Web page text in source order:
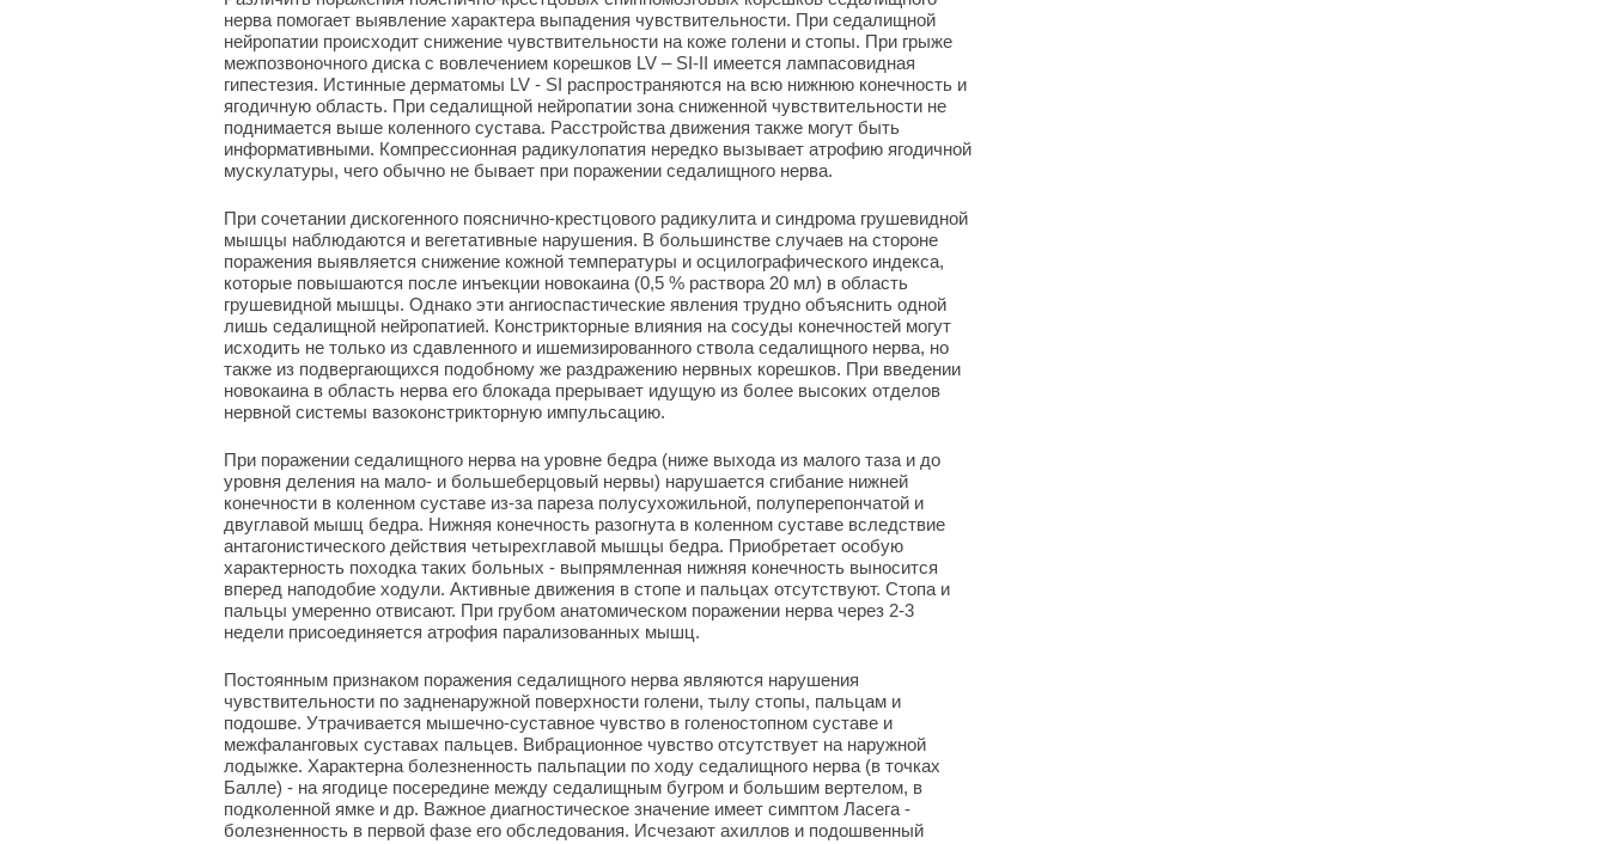
нерва помогает выявление характера выпадения чувствительности. При седалищной
нейропатии происходит снижение чувствительности на коже голени и стопы. При грыже
межпозвоночного диска с вовлечением корешков LV – SI-II имеется лампасовидная
гипестезия. Истинные дерматомы LV - SI распространяются на всю нижнюю конечность и
ягодичную область. При седалищной нейропатии зона сниженной чувствительности не
поднимается выше коленного сустава. Расстройства движения также могут быть
информативными. Компрессионная радикулопатия нередко вызывает атрофию ягодичной
мускулатуры, чего обычно не бывает при поражении седалищного нерва.
При сочетании дискогенного пояснично-крестцового радикулита и синдрома грушевидной
мышцы наблюдаются и вегетативные нарушения. В большинстве случаев на стороне
поражения выявляется снижение кожной температуры и осцилографического индекса,
которые повышаются после инъекции новокаина (0,5 % раствора 20 мл) в область
грушевидной мышцы. Однако эти ангиоспастические явления трудно объяснить одной
лишь седалищной нейропатией. Констрикторные влияния на сосуды конечностей могут
исходить не только из сдавленного и ишемизированного ствола седалищного нерва, но
также из подвергающихся подобному же раздражению нервных корешков. При введении
новокаина в область нерва его блокада прерывает идущую из более высоких отделов
нервной системы вазоконстрикторную импульсацию.
При поражении седалищного нерва на уровне бедра (ниже выхода из малого таза и до
уровня деления на мало- и большеберцовый нервы) нарушается сгибание нижней
конечности в коленном суставе из-за пареза полусухожильной, полуперепончатой и
двуглавой мышц бедра. Нижняя конечность разогнута в коленном суставе вследствие
антагонистического действия четырехглавой мышцы бедра. Приобретает особую
характерность походка таких больных - выпрямленная нижняя конечность выносится
вперед наподобие ходули. Активные движения в стопе и пальцах отсутствуют. Стопа и
пальцы умеренно отвисают. При грубом анатомическом поражении нерва через 2-3
недели присоединяется атрофия парализованных мышц.
Постоянным признаком поражения седалищного нерва являются нарушения
чувствительности по задненаружной поверхности голени, тылу стопы, пальцам и
подошве. Утрачивается мышечно-суставное чувство в голеностопном суставе и
межфаланговых суставах пальцев. Вибрационное чувство отсутствует на наружной
лодыжке. Характерна болезненность пальпации по ходу седалищного нерва (в точках
Балле) - на ягодице посередине между седалищным бугром и большим вертелом, в
подколенной ямке и др. Важное диагностическое значение имеет симптом Ласега -
болезненность в первой фазе его обследования. Исчезают ахиллов и подошвенный